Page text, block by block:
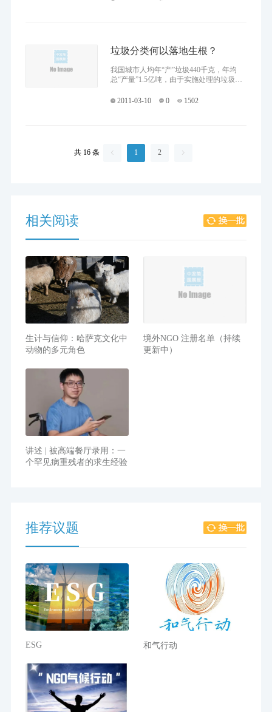
垃圾分类何以落地生根？
我国城市人均年“产”垃圾440千克，年均
总“产量”1.5亿吨，由于实施处理的垃圾只
再无适当场所堆放垃圾。 在今年的全
2011-03-10 0 1502
共 16 条  1 2 
相关阅读
生计与信仰：哈萨克文化中
动物的多元角色
境外NGO 注册名单（持续
更新中）
讲述 | 被高端餐厅录用：一
个罕见病重残者的求生经验
推荐议题
ESG 和气行动